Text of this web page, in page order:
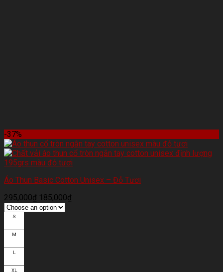
-37%
Áo Thun Basic Cotton Unisex – Đỏ Tươi
295,000₫ 185,000₫
S
M
L
XL